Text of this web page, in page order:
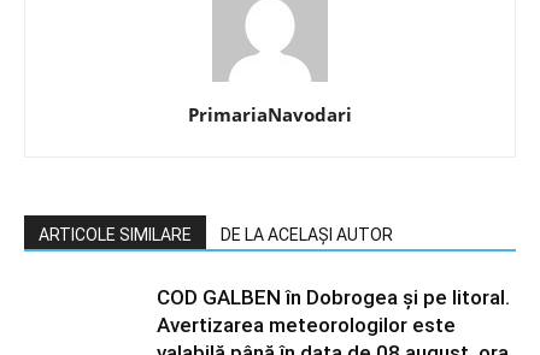
PrimariaNavodari
ARTICOLE SIMILARE DE LA ACELAȘI AUTOR
COD GALBEN în Dobrogea și pe litoral.
Avertizarea meteorologilor este